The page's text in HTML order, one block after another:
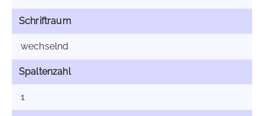
Schriftraum
wechselnd
Spaltenzahl
1